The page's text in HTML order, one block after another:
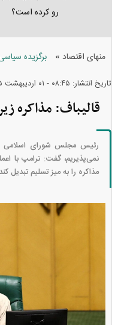
رو کرده است؟
منهای اقتصاد » برگزیده
تاریخ انتشار: ۰۸:۴۵ - ۰۱ ارديبهشت ۱۴۰۵
قالیباف: مذاکره
رئیس مجلس شورای اسلامی با
نمی‌پذیریم، گفت: ترامپ با
مذاکره را به میز تسلیم تبدیل